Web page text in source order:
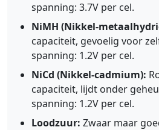
spanning: 3.7V per cel.
NiMH (Nikkel-
capaciteit, gevoelig voor
spanning: 1.2V per cel.
NiCd (Nikkel-cadmium):
capaciteit, lijdt onder
spanning: 1.2V per cel.
Loodzuur: Zwaar maar